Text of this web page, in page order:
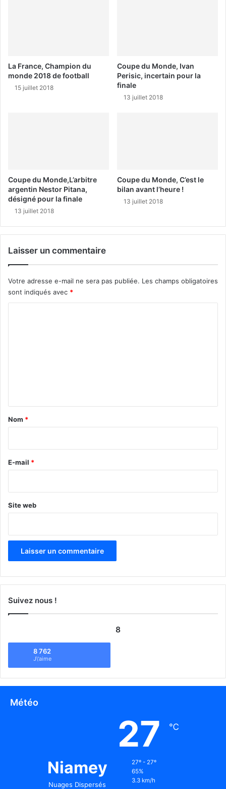
La France, Champion du
monde 2018 de football
15 juillet 2018
Coupe du Monde, Ivan
Perisic, incertain pour la
finale
13 juillet 2018
Coupe du Monde,L’arbitre
argentin Nestor Pitana,
désigné pour la finale
13 juillet 2018
Coupe du Monde, C’est le
bilan avant l’heure !
13 juillet 2018
Laisser un commentaire
Votre adresse e-mail ne sera pas publiée. Les champs obligatoires
sont indiqués avec *
a
e
Nom *
E-mail *
Site web
Suivez nous !
8
8 762
J\'aime
Météo
Niamey
Nuages Dispersés
27 ℃
27º - 27º
65%
3.3 km/h